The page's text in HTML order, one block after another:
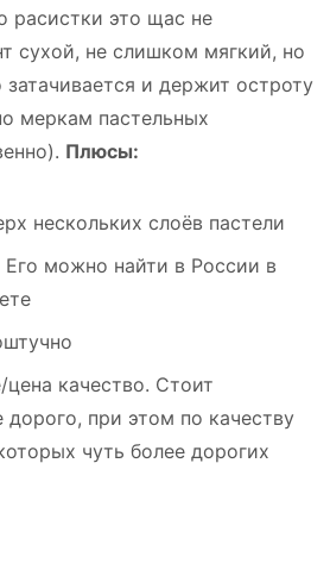
расистки это щас не
сухой, не слишком мягкий, но
и держит остроту
меркам пастельных
Плюсы:
нескольких слоёв пастели
Его можно найти в России в
качество. Стоит
дорого, при этом по качеству
чуть более дорогих